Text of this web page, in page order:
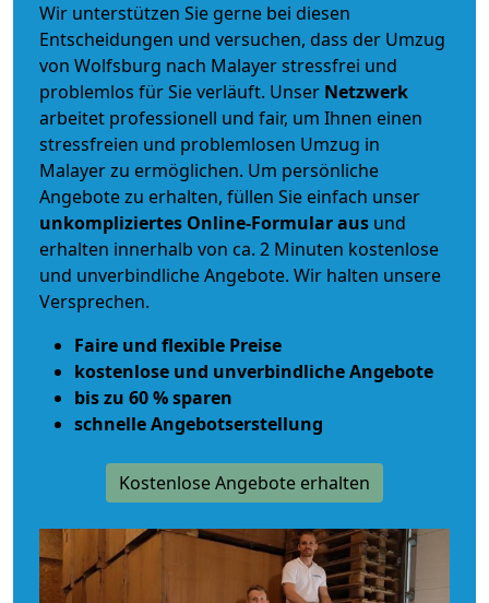
Wir unterstützen Sie gerne bei diesen
Entscheidungen und versuchen, dass der Umzug
von Wolfsburg nach Malayer stressfrei und
problemlos für Sie verläuft. Unser Netzwerk
arbeitet professionell und fair, um Ihnen einen
stressfreien und problemlosen Umzug in
Malayer zu ermöglichen. Um persönliche
Angebote zu erhalten, füllen Sie einfach unser
unkompliziertes Online-Formular aus und
erhalten innerhalb von ca. 2 Minuten kostenlose
und unverbindliche Angebote. Wir halten unsere
Versprechen.
Faire und flexible Preise
kostenlose und unverbindliche Angebote
bis zu 60 % sparen
schnelle Angebotserstellung
Kostenlose Angebote erhalten